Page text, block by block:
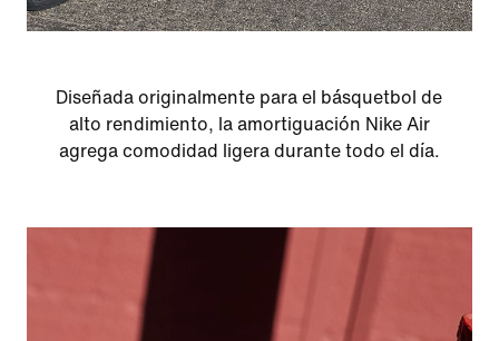
Diseñada originalmente para el básquetbol de
alto rendimiento, la amortiguación Nike Air
agrega comodidad ligera durante todo el día.